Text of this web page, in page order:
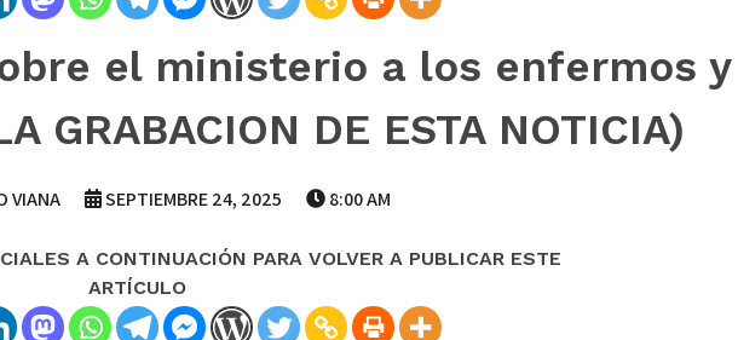
el ministerio a los enfermos y
GRABACION DE ESTA NOTICIA)
VIANA SEPTIEMBRE 24, 2025 8:00 AM
A CONTINUACIÓN PARA VOLVER A PUBLICAR ESTE
ARTÍCULO